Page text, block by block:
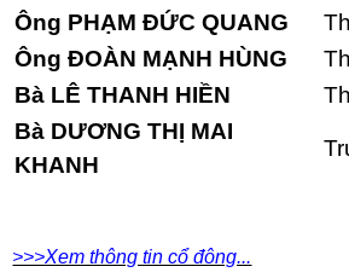
Ông PHẠM ĐỨC QUANG
Ông ĐOÀN MẠNH HÙNG
Bà LÊ THANH HIỀN
Bà DƯƠNG THỊ MAI
KHANH
>>>Xem thông tin cổ đông...